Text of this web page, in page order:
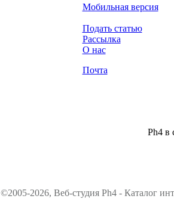
Мобильная версия
Подать статью
Рассылка
О нас
Почта
Ph4 в
©2005-2026, Веб-студия Ph4 - Каталог